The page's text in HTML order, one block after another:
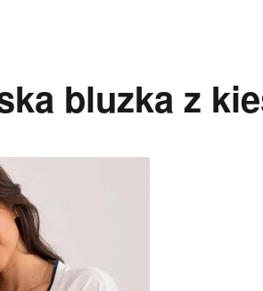
bluzka z